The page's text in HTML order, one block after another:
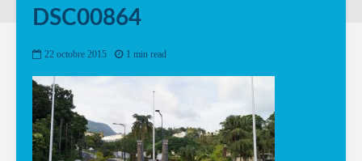
DSC00864
22 octobre 2015 1 min read